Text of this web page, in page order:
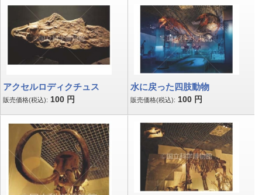
アクセルロディクチュス
販売価格(税込): 100 円
水に戻った四肢動物
販売価格(税込): 100 円